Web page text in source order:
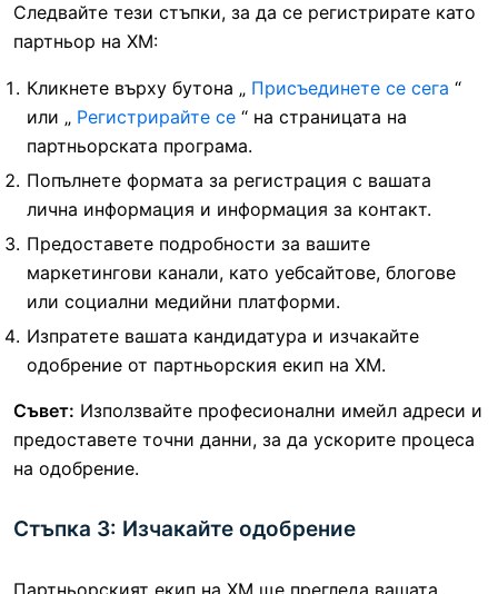
Следвайте тези стъпки, за да се регистрирате като
партньор на XM:
Кликнете върху бутона „ Присъединете се сега “
или „ Регистрирайте се “ на страницата на
партньорската програма.
Попълнете формата за регистрация с вашата
лична информация и информация за контакт.
Предоставете подробности за вашите
маркетингови канали, като уебсайтове, блогове
или социални медийни платформи.
Изпратете вашата кандидатура и изчакайте
одобрение от партньорския екип на XM.
Съвет: Използвайте професионални имейл адреси и
предоставете точни данни, за да ускорите процеса
на одобрение.
Стъпка 3: Изчакайте одобрение